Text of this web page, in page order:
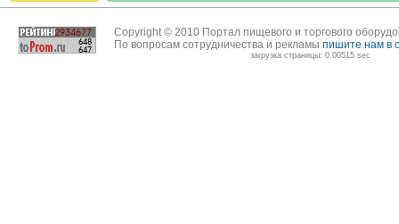
Copyright © 2010 Портал пищевого и торгового
По вопросам сотрудничества и рекламы пишите нам в
загрузка страницы: 0.00515 sec